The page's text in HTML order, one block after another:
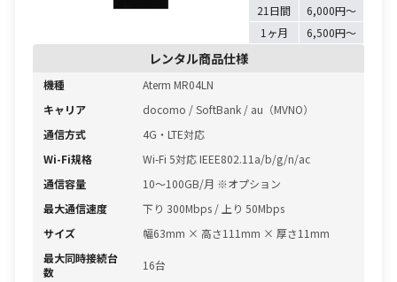
21日間
6,000円〜
1ヶ月
6,500円〜
レンタル商品仕様
機種
Aterm MR04LN
キャリア
docomo / SoftBank / au（MVNO）
通信方式
4G・LTE対応
Wi-Fi規格
Wi-Fi 5対応 IEEE802.11a/b/g/n/ac
通信容量
10〜100GB/月 ※オプション
最大通信速度
下り 300Mbps / 上り 50Mbps
サイズ
幅63mm × 高さ111mm × 厚さ11mm
最大同時接続台
数
16台